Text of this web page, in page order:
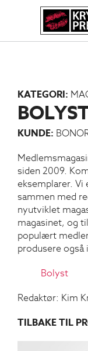
KATEGORI:
KUNDE:
siden 2009.
eksemplarer. Vi
sammen med
nyutviklet
magasinet, og
populært
produsere
Bolyst
Redaktør: Kim
TILBAKE TIL